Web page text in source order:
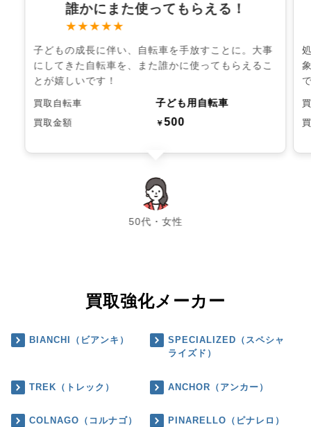
誰かにまた使ってもらえる！
★★★★★
子どもの成長に伴い、自転車を手放すことに。大事
にしてきた自転車を、また誰かに使ってもらえるこ
とが嬉しいです！
買取自転車 子ども用自転車
買取金額 ￥500
50代・女性
chevron_left chevron_right
買取強化メーカー
BIANCHI（ビアンキ）
SPECIALIZED（スペシャ
ライズド）
TREK（トレック） ANCHOR（アンカー）
COLNAGO（コルナゴ） PINARELLO（ピナレロ）